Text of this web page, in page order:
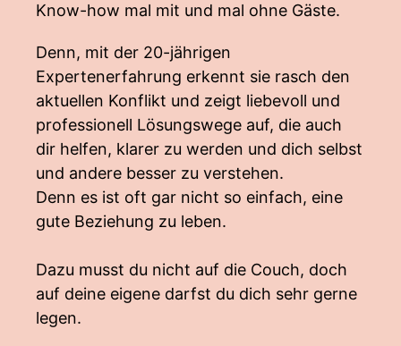
Know-how mal mit und mal ohne Gäste.
Denn, mit der 20-jährigen
Expertenerfahrung erkennt sie rasch den
aktuellen Konflikt und zeigt liebevoll und
professionell Lösungswege auf, die auch
dir helfen, klarer zu werden und dich selbst
und andere besser zu verstehen.
Denn es ist oft gar nicht so einfach, eine
gute Beziehung zu leben.
Dazu musst du nicht auf die Couch, doch
auf deine eigene darfst du dich sehr gerne
legen.